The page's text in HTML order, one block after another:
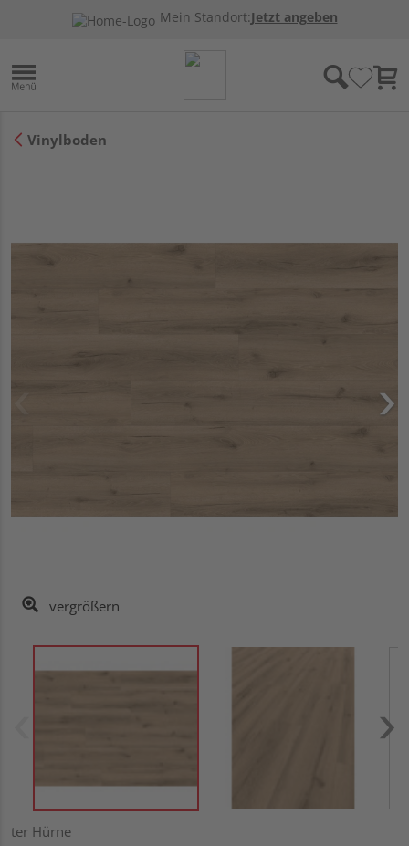
Mein Standort:Jetzt angeben
Vinylboden
vergrößern
ter Hürne